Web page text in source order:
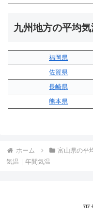
九州地方の平均気
福岡県
佐賀県
長崎県
熊本県
ホーム 富山県の平
気温｜年間気温